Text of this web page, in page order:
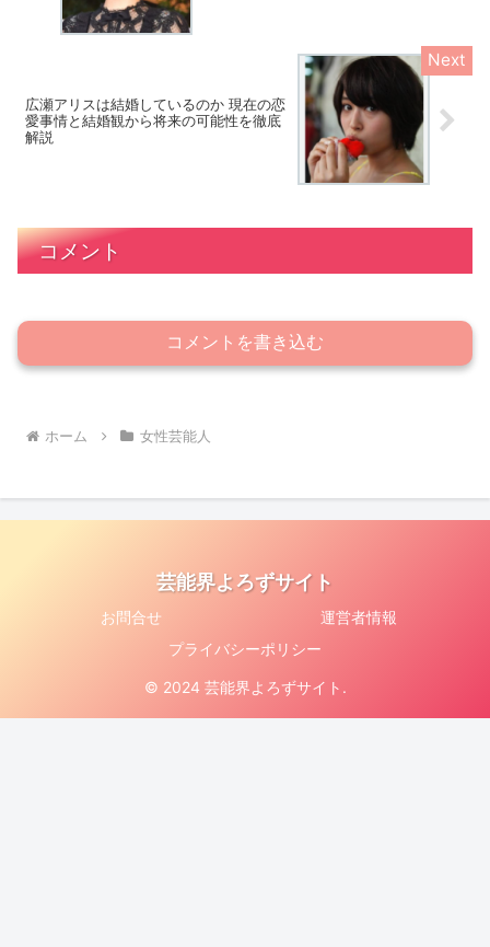
広瀬アリスは結婚しているのか 現在の恋
愛事情と結婚観から将来の可能性を徹底
解説
コメント
コメントを書き込む
ホーム 女性芸能人
芸能界よろずサイト
お問合せ
運営者情報
プライバシーポリシー
© 2024 芸能界よろずサイト.